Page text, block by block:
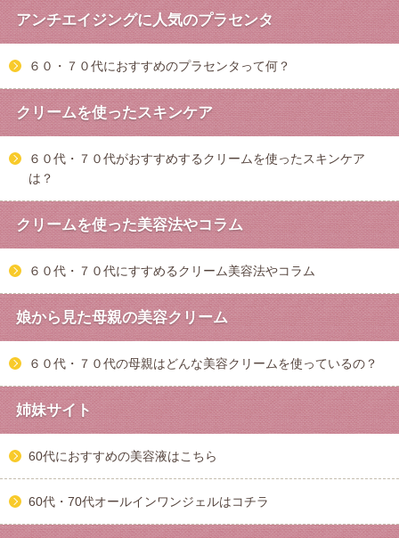
アンチエイジングに人気のプラセンタ
６０・７０代におすすめのプラセンタって何？
クリームを使ったスキンケア
６０代・７０代がおすすめするクリームを使ったスキンケア
は？
クリームを使った美容法やコラム
６０代・７０代にすすめるクリーム美容法やコラム
娘から見た母親の美容クリーム
６０代・７０代の母親はどんな美容クリームを使っているの？
姉妹サイト
60代におすすめの美容液はこちら
60代・70代オールインワンジェルはコチラ